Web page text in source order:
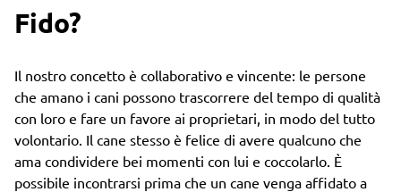
Fido?
Il nostro concetto è collaborativo e vincente: le persone
che amano i cani possono trascorrere del tempo di qualità
con loro e fare un favore ai proprietari, in modo del tutto
volontario. Il cane stesso è felice di avere qualcuno che
ama condividere bei momenti con lui e coccolarlo. È
possibile incontrarsi prima che un cane venga affidato a